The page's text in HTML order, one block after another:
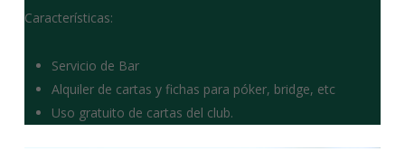
Características:
Servicio de Bar
Alquiler de cartas y fichas para póker, bridge, etc
Uso gratuito de cartas del club.